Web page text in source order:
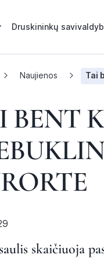
Druskininkų
Naujienos Tai
BENT
skaičiuoja